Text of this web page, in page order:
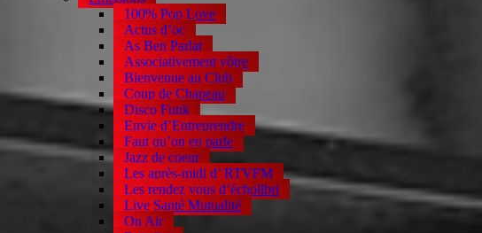
100% Pop Love
Actus d’oc
As Ben Parlat
Associativement vôtre
Bienvenue au Club
Coup de Chapeau
Disco Funk
Envie d’Entreprendre
Faut qu’on en parle
Jazz de coeur
Les après-midi d’ RTVFM
Les rendez vous d’écholibri
Live Santé Mutualité
On Air